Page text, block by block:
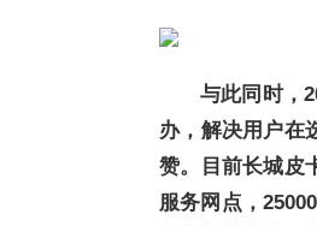
与此同时，
办，解决用户在
赞。目前长城皮
服务网点，